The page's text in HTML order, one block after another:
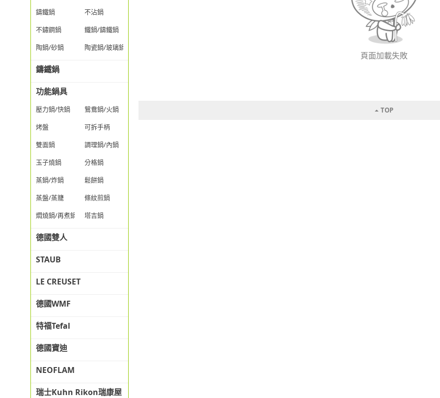
鑄鐵鍋
不沾鍋
不鏽鋼鍋
鐵鍋/鑄鐵鍋
陶鍋/砂鍋
陶瓷鍋/玻璃鍋/透明鍋
鑄鐵鍋
功能鍋具
壓力鍋/快鍋
鴛鴦鍋/火鍋
烤盤
可拆手柄
雙面鍋
調理鍋/內鍋
玉子燒鍋
分格鍋
蒸鍋/炸鍋
鬆餅鍋
蒸盤/蒸籠
條紋煎鍋
燜燒鍋/再煮鍋
塔吉鍋
德國雙人
STAUB
LE CREUSET
德國WMF
特福Tefal
德國寶迪
NEOFLAM
瑞士Kuhn Rikon瑞康屋
頁面加載失敗
TOP